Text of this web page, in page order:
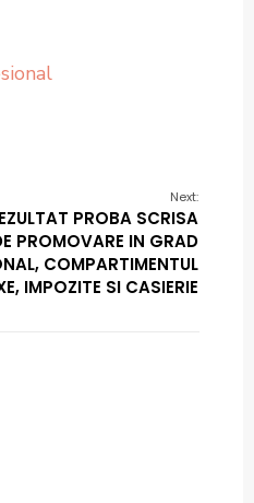
Next:
PROBA SCRISA
PROMOVARE IN GRAD
COMPARTIMENTUL
IMPOZITE SI CASIERIE